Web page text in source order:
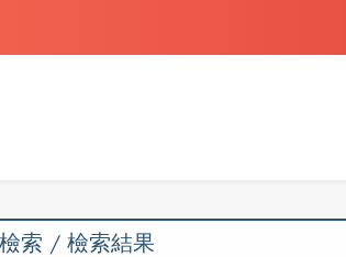
索 / 檢索結果